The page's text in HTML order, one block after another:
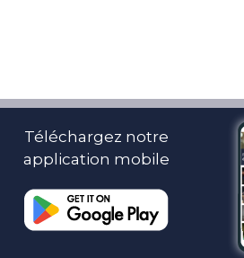
Téléchargez notre
application mobile